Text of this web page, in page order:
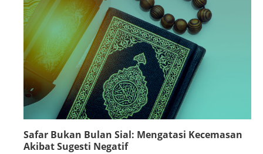
Safar Bukan Bulan Sial: Mengatasi Kecemasan
Akibat Sugesti Negatif